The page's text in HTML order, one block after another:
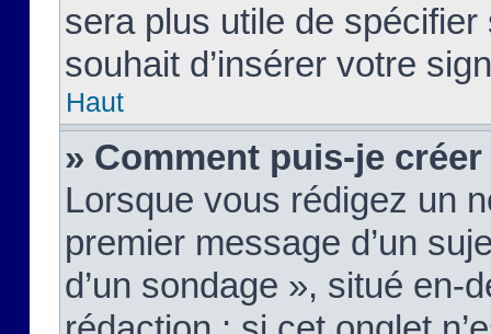
sera plus utile de
souhait d’insérer votre
Haut
» Comment puis-je
Lorsque vous rédigez un
premier message d’un
d’un sondage », situé en-